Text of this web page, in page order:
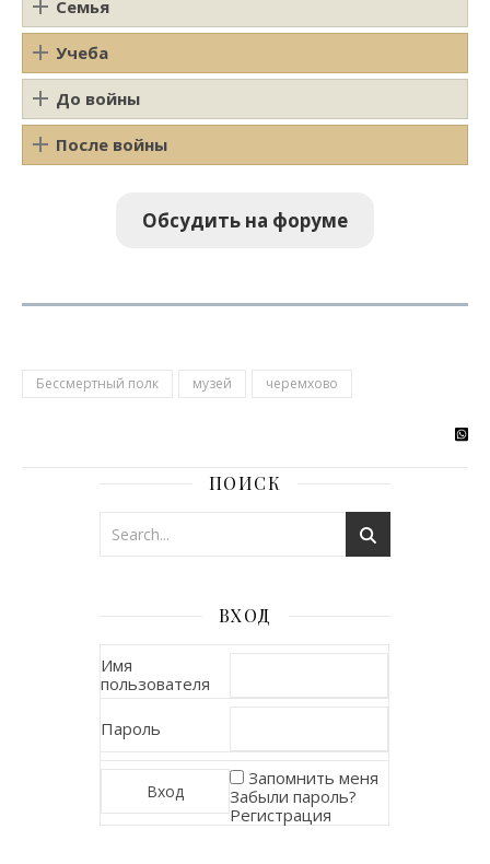
Семья
Учеба
До войны
После войны
Обсудить на форуме
Бессмертный полк музей черемхово
ПОИСК
ВХОД
Имя
пользователя
Пароль
Запомнить меня
Забыли пароль?
Регистрация